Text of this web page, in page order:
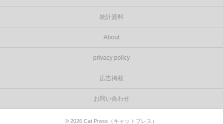
統計資料
About
privacy policy
広告掲載
お問い合わせ
© 2026 Cat Press（キャットプレス）